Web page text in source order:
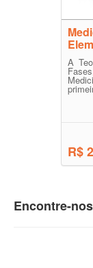
A
R$
Encontre-